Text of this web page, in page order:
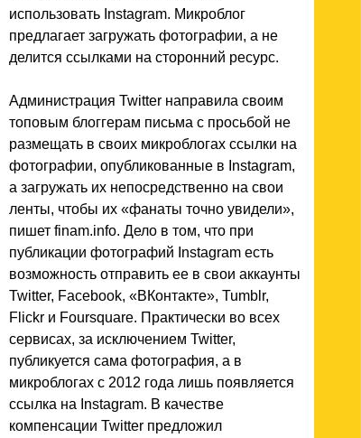
использовать Instagram. Микроблог
предлагает загружать фотографии, а не
делится ссылками на сторонний ресурс.
Администрация Twitter направила своим
топовым блоггерам письма с просьбой не
размещать в своих микроблогах ссылки на
фотографии, опубликованные в Instagram,
а загружать их непосредственно на свои
ленты, чтобы их «фанаты точно увидели»,
пишет finam.info. Дело в том, что при
публикации фотографий Instagram есть
возможность отправить ее в свои аккаунты
Twitter, Facebook, «ВКонтакте», Tumblr,
Flickr и Foursquare. Практически во всех
сервисах, за исключением Twitter,
публикуется сама фотография, а в
микроблогах с 2012 года лишь появляется
ссылка на Instagram. В качестве
компенсации Twitter предложил